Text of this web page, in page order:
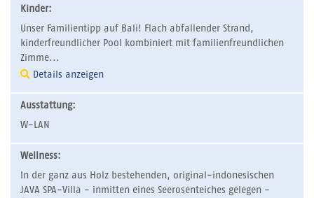
Kinder:
Unser Familientipp auf Bali! Flach abfallender Strand,
kinderfreundlicher Pool kombiniert mit familienfreundlichen
Zimme...
Details anzeigen
Ausstattung:
W-LAN
Wellness:
In der ganz aus Holz bestehenden, original-indonesischen
JAVA SPA-Villa - inmitten eines Seerosenteiches gelegen -